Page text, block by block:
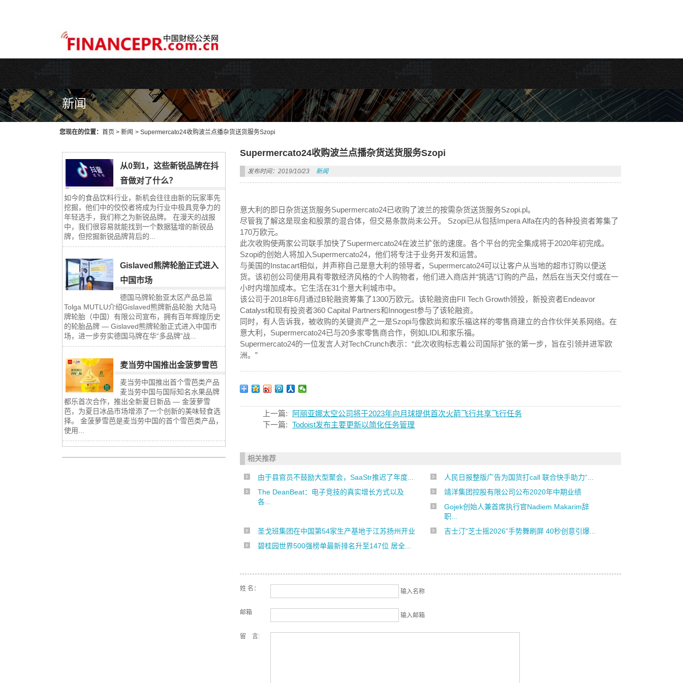
新闻
您现在的位置： 首页 > 新闻 > Supermercato24收购波兰点播杂货送货服务Szopi
从0到1，这些新锐品牌在抖
音做对了什么？
如今的食品饮料行业，新机会往往由新的玩家率先
挖掘，他们中的佼佼者将成为行业中极具竞争力的
年轻选手，我们称之为新锐品牌。 在漫天的战报
中，我们很容易就能找到一个数据猛增的新锐品
牌，但挖掘新锐品牌背后的...
Gislaved熊牌轮胎正式进入
中国市场
德国马牌轮胎亚太区产品总监
Tolga MUTLU介绍Gislaved熊牌新品轮胎 大陆马
牌轮胎（中国）有限公司宣布，拥有百年辉煌历史
的轮胎品牌 — Gislaved熊牌轮胎正式进入中国市
场，进一步夯实德国马牌在华“多品牌”战...
麦当劳中国推出金菠萝雪芭
麦当劳中国推出首个雪芭类产品
麦当劳中国与国际知名水果品牌
都乐首次合作，推出全新夏日新品 — 金菠萝雪
芭，为夏日冰品市场增添了一个创新的美味轻食选
择。 金菠萝雪芭是麦当劳中国的首个雪芭类产品，
使用...
Supermercato24收购波兰点播杂货送货服务Szopi
发布时间：2019/10/23 新闻
意大利的即日杂货送货服务Supermercato24已收购了波兰的按需杂货送货服务Szopi.pl。
尽管我了解这是现金和股票的混合体，但交易条款尚未公开。 Szopi已从包括Impera Alfa在内的各种投资者筹集了
170万欧元。
此次收购使两家公司联手加快了Supermercato24在波兰扩张的速度。各个平台的完全集成将于2020年初完成。
Szopi的创始人将加入Supermercato24，他们将专注于业务开发和运营。
与美国的Instacart相似，并声称自己是意大利的领导者，Supermercato24可以让客户从当地的超市订购以便送
货。该初创公司使用具有零散经济风格的个人购物者，他们进入商店并“挑选”订购的产品，然后在当天交付或在一
小时内增加成本。它生活在31个意大利城市中。
该公司于2018年6月通过B轮融资筹集了1300万欧元。该轮融资由FII Tech Growth领投，新投资者Endeavor
Catalyst和现有投资者360 Capital Partners和Innogest参与了该轮融资。
同时，有人告诉我，被收购的关键资产之一是Szopi与像欧尚和家乐福这样的零售商建立的合作伙伴关系网络。在
意大利，Supermercato24已与20多家零售商合作，例如LIDL和家乐福。
Supermercato24的一位发言人对TechCrunch表示：“此次收购标志着公司国际扩张的第一步，旨在引领并进军欧
洲。”
上一篇:
阿丽亚娜太空公司将于2023年向月球提供首次火箭飞行共享飞行任务
下一篇: Todoist发布主要更新以简化任务管理
相关推荐
由于县官员不鼓励大型聚会，SaaStr推迟了年度...
人民日报整版广告为国货打call 联合快手助力“...
The DeanBeat：电子竞技的真实增长方式以及
各...
靖洋集团控股有限公司公布2020年中期业绩
Gojek创始人兼首席执行官Nadiem Makarim辞
职...
圣戈班集团在中国第54家生产基地于江苏扬州开业
吉士汀“芝士摇2026”手势舞刷屏 40秒创意引爆...
碧桂园世界500强榜单最新排名升至147位 居全...
姓 名： 输入名称
邮箱 输入邮箱
留 言: